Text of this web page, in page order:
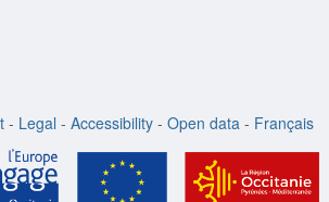
- Legal - Accessibility - Open data - Français